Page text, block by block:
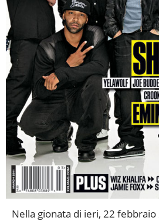
Nella gionata di ieri, 22